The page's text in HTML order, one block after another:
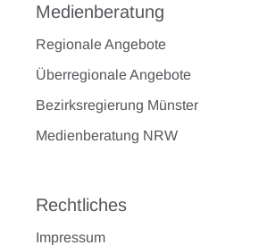
Medienberatung
Regionale Angebote
Überregionale Angebote
Bezirksregierung Münster
Medienberatung NRW
Rechtliches
Impressum